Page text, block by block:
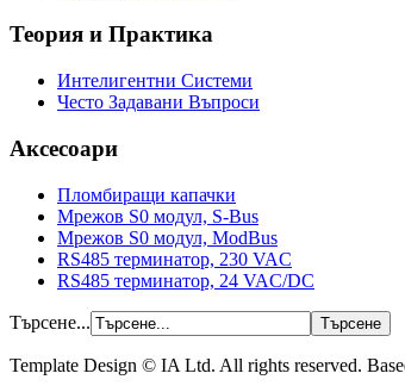
Теория и Практика
Интелигентни Системи
Често Задавани Въпроси
Аксесоари
Пломбиращи капачки
Мрежов S0 модул, S-Bus
Мрежов S0 модул, ModBus
RS485 терминатор, 230 VAC
RS485 терминатор, 24 VAC/DC
Търсене...
Template Design © IA Ltd. All rights reserved.